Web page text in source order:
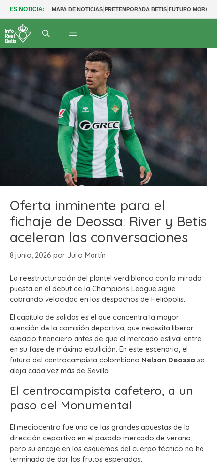
ES NOTICIA: MAPA DE NOTICIAS|PRETEMPORADA BETIS|FUTURO
Oferta inminente para el
fichaje de Deossa: River y Betis
aceleran las conversaciones
8 junio, 2026 por Julio Martín
La reestructuración del plantel verdiblanco con la mirada
puesta en el debut de la Champions League sigue
cobrando velocidad en los despachos de Heliópolis.
El capítulo de salidas es el que concentra la mayor
atención de la comisión deportiva, que necesita liberar
espacio financiero antes de que el mercado estival entre
en su fase de máxima ebullición. En este escenario, el
futuro del centrocampista colombiano Nelson Deossa se
aleja cada vez más de Sevilla.
El centrocampista cafetero, a un
paso del Monumental
El mediocentro fue una de las grandes apuestas de la
dirección deportiva en el pasado mercado de verano,
pero su encaje en los esquemas del cuerpo técnico no ha
terminado de dar los frutos esperados.